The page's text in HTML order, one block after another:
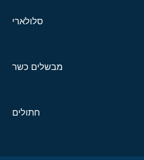
סלולארי
מבשלים כשר
חתולים